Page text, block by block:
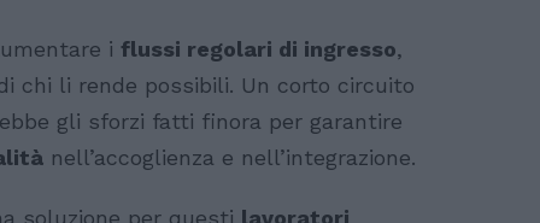
i flussi regolari di ingresso,
chi li rende possibili. Un corto circuito
gli sforzi fatti finora per garantire
nell’accoglienza e nell’integrazione.
soluzione per questi lavoratori